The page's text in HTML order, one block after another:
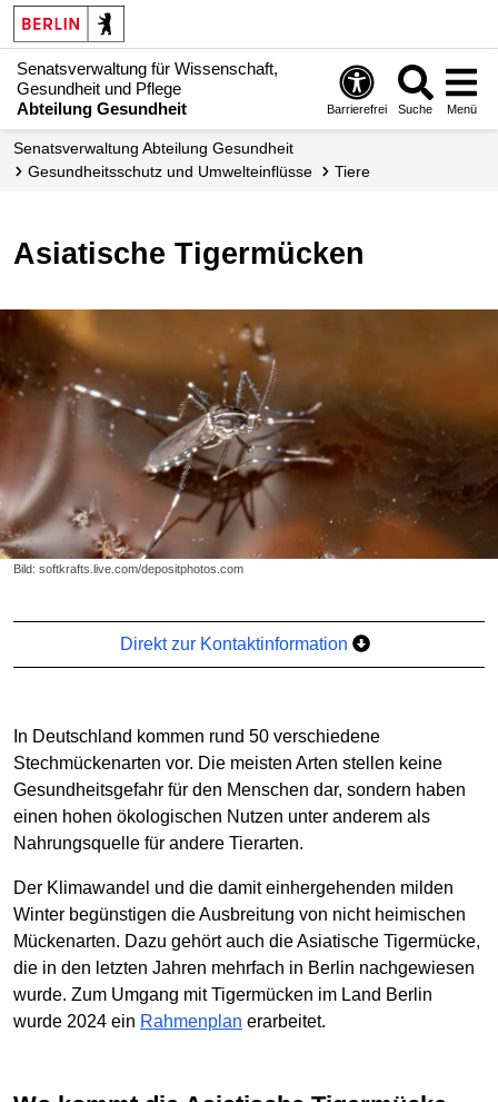
Senatsverwaltung für Wissenschaft,
Gesundheit und Pflege
Abteilung Gesundheit
Barrierefrei Suche Menü
Senats­verwaltung Abteilung Gesundheit
Gesundheits­schutz und Umwelteinflüsse
Tiere
Asiatische Tigermücken
Bild: softkrafts.live.com/depositphotos.com
Direkt zur Kontaktinformation
In Deutschland kommen rund 50 verschiedene
Stechmückenarten vor. Die meisten Arten stellen keine
Gesundheitsgefahr für den Menschen dar, sondern haben
einen hohen ökologischen Nutzen unter anderem als
Nahrungsquelle für andere Tierarten.
Der Klimawandel und die damit einhergehenden milden
Winter begünstigen die Ausbreitung von nicht heimischen
Mückenarten. Dazu gehört auch die Asiatische Tigermücke,
die in den letzten Jahren mehrfach in Berlin nachgewiesen
wurde. Zum Umgang mit Tigermücken im Land Berlin
wurde 2024 ein Rahmenplan erarbeitet.